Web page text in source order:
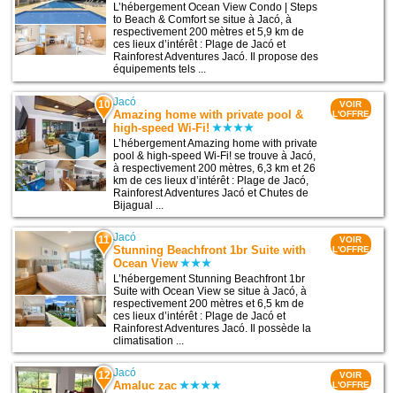
L’hébergement Ocean View Condo | Steps
to Beach & Comfort se situe à Jacó, à
respectivement 200 mètres et 5,9 km de
ces lieux d’intérêt : Plage de Jacó et
Rainforest Adventures Jacó. Il propose des
équipements tels ...
10 Jacó
Amazing home with private pool &
high-speed Wi-Fi!
L’hébergement Amazing home with private
pool & high-speed Wi-Fi! se trouve à Jacó,
à respectivement 200 mètres, 6,3 km et 26
km de ces lieux d’intérêt : Plage de Jacó,
Rainforest Adventures Jacó et Chutes de
Bijagual ...
VOIR
L'OFFRE
11 Jacó
Stunning Beachfront 1br Suite with
Ocean View
L’hébergement Stunning Beachfront 1br
Suite with Ocean View se situe à Jacó, à
respectivement 200 mètres et 6,5 km de
ces lieux d’intérêt : Plage de Jacó et
Rainforest Adventures Jacó. Il possède la
climatisation ...
VOIR
L'OFFRE
12 Jacó
Amaluc zac
VOIR
L'OFFRE